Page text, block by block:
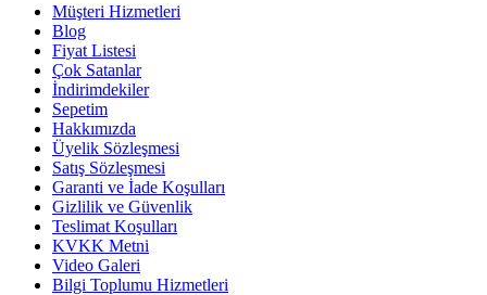
Müşteri Hizmetleri
Blog
Fiyat Listesi
Çok Satanlar
İndirimdekiler
Sepetim
Hakkımızda
Üyelik Sözleşmesi
Satış Sözleşmesi
Garanti ve İade Koşulları
Gizlilik ve Güvenlik
Teslimat Koşulları
KVKK Metni
Video Galeri
Bilgi Toplumu Hizmetleri